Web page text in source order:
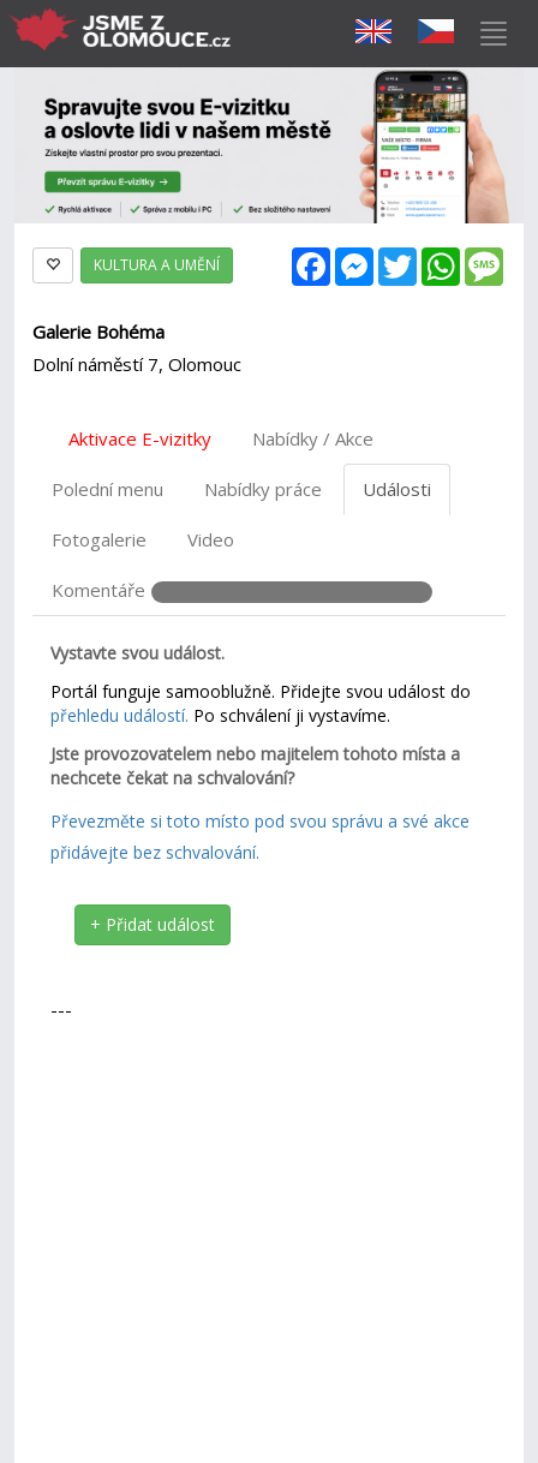
FacebookMessenger
Twitter
KULTURA A UMĚNÍ
Galerie Bohéma
Dolní náměstí 7, Olomouc
Aktivace E-vizitky Nabídky / Akce
Polední menu Nabídky práce Události
Fotogalerie Video
Komentáře
Vystavte svou událost.
Portál funguje samooblužně. Přidejte svou událost do
přehledu událostí. Po schválení ji vystavíme.
Jste provozovatelem nebo majitelem tohoto místa a
nechcete čekat na schvalování?
Převezměte si toto místo pod svou správu a své akce
přidávejte bez schvalování.
+ Přidat událost
---